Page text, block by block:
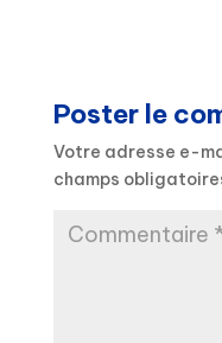
Poster le
Votre adresse e-
champs